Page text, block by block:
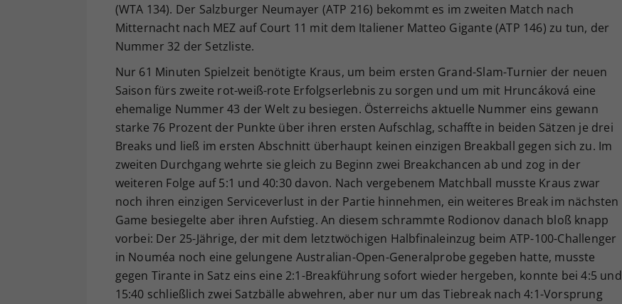
(WTA 134). Der Salzburger Neumayer (ATP 216) bekommt es im zweiten Match nach
Mitternacht nach MEZ auf Court 11 mit dem Italiener Matteo Gigante (ATP 146) zu tun, der
Nummer 32 der Setzliste.
Nur 61 Minuten Spielzeit benötigte Kraus, um beim ersten Grand-Slam-Turnier der neuen
Saison fürs zweite rot-weiß-rote Erfolgserlebnis zu sorgen und um mit Hruncáková eine
ehemalige Nummer 43 der Welt zu besiegen. Österreichs aktuelle Nummer eins gewann
starke 76 Prozent der Punkte über ihren ersten Aufschlag, schaffte in beiden Sätzen je drei
Breaks und ließ im ersten Abschnitt überhaupt keinen einzigen Breakball gegen sich zu. Im
zweiten Durchgang wehrte sie gleich zu Beginn zwei Breakchancen ab und zog in der
weiteren Folge auf 5:1 und 40:30 davon. Nach vergebenem Matchball musste Kraus zwar
noch ihren einzigen Serviceverlust in der Partie hinnehmen, ein weiteres Break im nächsten
Game besiegelte aber ihren Aufstieg. An diesem schrammte Rodionov danach bloß knapp
vorbei: Der 25-Jährige, der mit dem letztwöchigen Halbfinaleinzug beim ATP-100-Challenger
in Nouméa noch eine gelungene Australian-Open-Generalprobe gegeben hatte, musste
gegen Tirante in Satz eins eine 2:1-Breakführung sofort wieder hergeben, konnte bei 4:5 und
15:40 schließlich zwei Satzbälle abwehren, aber nur um das Tiebreak nach 4:1-Vorsprung